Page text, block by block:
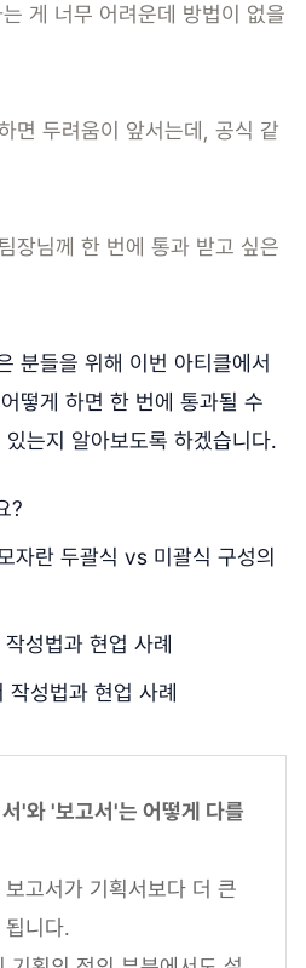
게 너무 어려운데 방법이 없을
면 두려움이 앞서는데, 공식 같
장님께 한 번에 통과 받고 싶은
분들을 위해 이번 아티클에서
떻게 하면 한 번에 통과될 수
는지 알아보도록 하겠습니다.
?
자란 두괄식 vs 미괄식 구성의
성법과 현업 사례
성법과 현업 사례
'와 '보고서'는 어떻게 다를
고서가 기획서보다 더 큰
됩니다.